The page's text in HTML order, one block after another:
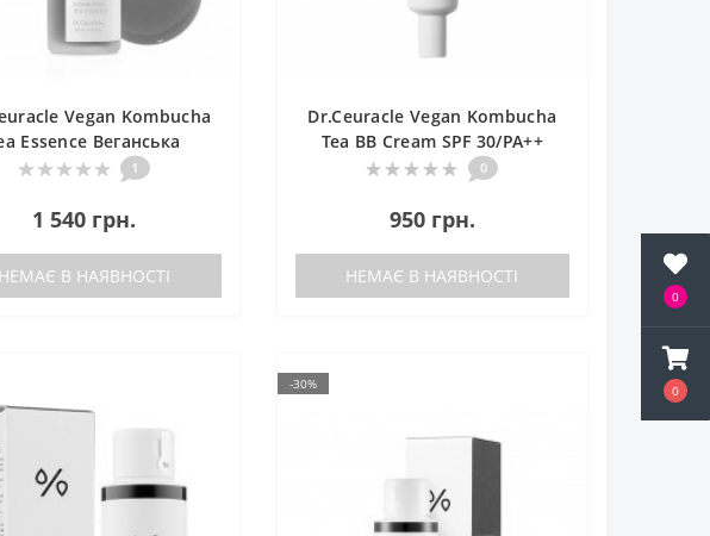
0
0
Vegan Kombucha
Essence Веганська
екстрактом комбучі і
1
1 540 грн.
НЕМАЄ В НАЯВНОСТІ
Dr.Ceuracle Vegan Kombucha
Tea BB Cream SPF 30/PA++
Веганський тональний ВВ-
0
950 грн.
НЕМАЄ В НАЯВНОСТІ
-30%